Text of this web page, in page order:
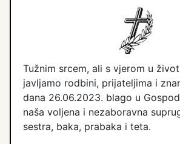
Tužnim srcem, ali s vjerom u
javljamo rodbini, prijateljima i
dana 26.06.2023. blago u
naša voljena i nezaboravna
sestra, baka, prabaka i teta.